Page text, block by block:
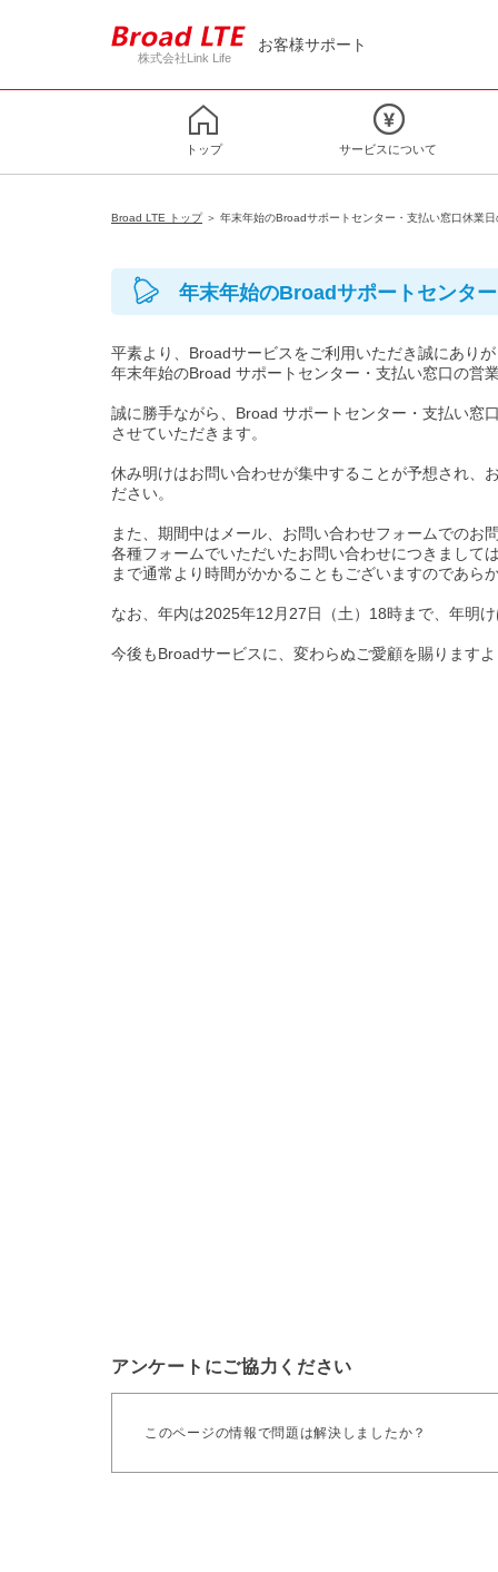
株式会社Link Life
お客様サポート
トップ サービスについて
Broad LTE トップ＞ 年末年始のBroadサポートセンター・支払い窓口休業日
年末年始のBroadサポートセンタ
平素より、Broadサービスをご利用いただき誠にあり
年末年始のBroad サポートセンター・支払い窓口の営
誠に勝手ながら、Broad サポートセンター・支払い窓
させていただきます。
休み明けはお問い合わせが集中することが予想され、
ださい。
また、期間中はメール、お問い合わせフォームでの
各種フォームでいただいたお問い合わせにつきまして
まで通常より時間がかかることもございますのであら
なお、年内は2025年12月27日（土）18時まで、年明
今後もBroadサービスに、変わらぬご愛顧を賜ります
アンケートにご協力ください
このページの情報で問題は解決しましたか？